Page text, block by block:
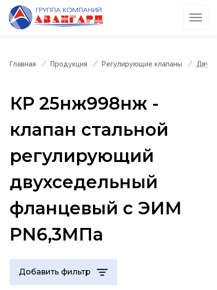
Главная Продукция Регулирующие клапаны
КР 25нж998нж -
клапан стальной
регулирующий
двухседельный
фланцевый с ЭИМ
PN6,3МПа
Добавить фильтр